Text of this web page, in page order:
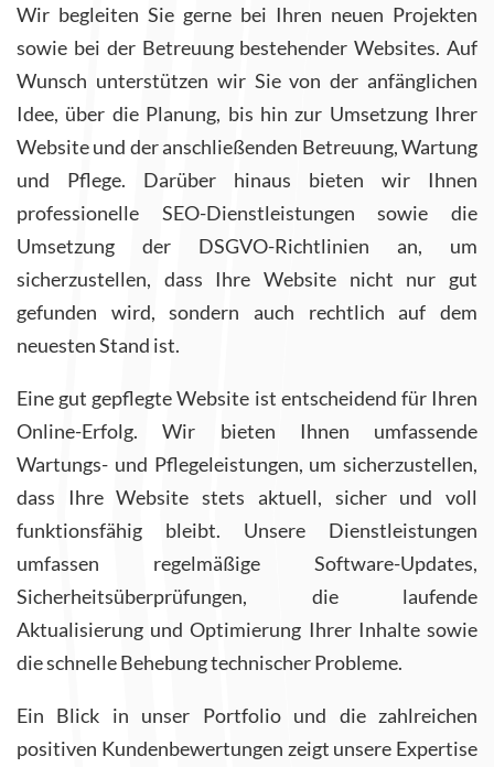
Wir begleiten Sie gerne bei Ihren neuen Projekten
sowie bei der Betreuung bestehender Websites. Auf
Wunsch unterstützen wir Sie von der anfänglichen
Idee, über die Planung, bis hin zur Umsetzung Ihrer
Website und der anschließenden Betreuung, Wartung
und Pflege. Darüber hinaus bieten wir Ihnen
professionelle SEO-Dienstleistungen sowie die
Umsetzung der DSGVO-Richtlinien an, um
sicherzustellen, dass Ihre Website nicht nur gut
gefunden wird, sondern auch rechtlich auf dem
neuesten Stand ist.
Eine gut gepflegte Website ist entscheidend für Ihren
Online-Erfolg. Wir bieten Ihnen umfassende
Wartungs- und Pflegeleistungen, um sicherzustellen,
dass Ihre Website stets aktuell, sicher und voll
funktionsfähig bleibt. Unsere Dienstleistungen
umfassen regelmäßige Software-Updates,
Sicherheitsüberprüfungen, die laufende
Aktualisierung und Optimierung Ihrer Inhalte sowie
die schnelle Behebung technischer Probleme.
Ein Blick in unser Portfolio und die zahlreichen
positiven Kundenbewertungen zeigt unsere Expertise